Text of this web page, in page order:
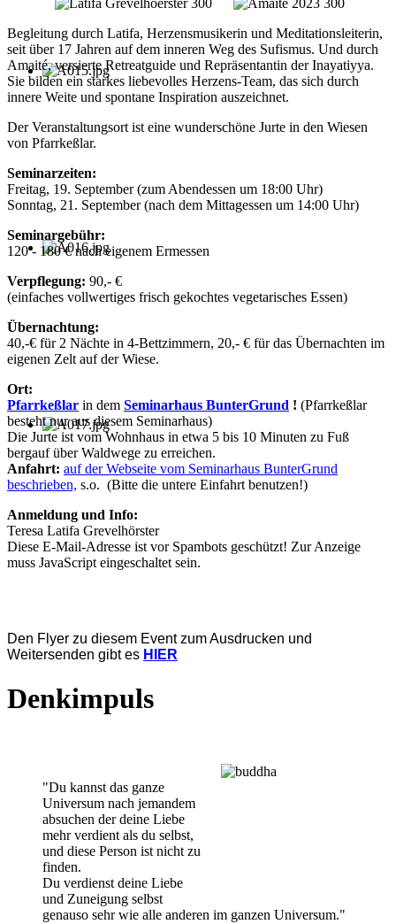
Begleitung durch Latifa, Herzensmusikerin und Meditationsleiterin,
seit über 17 Jahren auf dem inneren Weg des Sufismus. Und durch
Amaité, versierte Retreatguide und Repräsentantin der Inayatiyya.
Sie bilden ein starkes liebevolles Herzens-Team, das sich durch
innere Weite und spontane Inspiration auszeichnet.
Der Veranstaltungsort ist eine wunderschöne Jurte in den Wiesen
von Pfarrkeßlar.
Seminarzeiten:
Freitag, 19. September (zum Abendessen um 18:00 Uhr)
Sonntag, 21. September (nach dem Mittagessen um 14:00 Uhr)
Seminargebühr:
120 - 180 € nach eigenem Ermessen
Verpflegung: 90,- €
(einfaches vollwertiges frisch gekochtes vegetarisches Essen)
Übernachtung:
40,-€ für 2 Nächte in 4-Bettzimmern, 20,- € für das Übernachten im
eigenen Zelt auf der Wiese.
Ort:
Pfarrkeßlar in dem Seminarhaus BunterGrund ! (Pfarrkeßlar
besteht nur aus diesem Seminarhaus)
Die Jurte ist vom Wohnhaus in etwa 5 bis 10 Minuten zu Fuß
bergauf über Waldwege zu erreichen.
Anfahrt: auf der Webseite vom Seminarhaus BunterGrund
beschrieben, s.o. (Bitte die untere Einfahrt benutzen!)
Anmeldung und Info:
Teresa Latifa Grevelhörster
Diese E-Mail-Adresse ist vor Spambots geschützt! Zur Anzeige
muss JavaScript eingeschaltet sein.
Den Flyer zu diesem Event zum Ausdrucken und
Weitersenden gibt es HIER
Denkimpuls
"Du kannst das ganze
Universum nach jemandem
absuchen der deine Liebe
mehr verdient als du selbst,
und diese Person ist nicht zu
finden.
Du verdienst deine Liebe
und Zuneigung selbst
genauso sehr wie alle anderen im ganzen Universum."